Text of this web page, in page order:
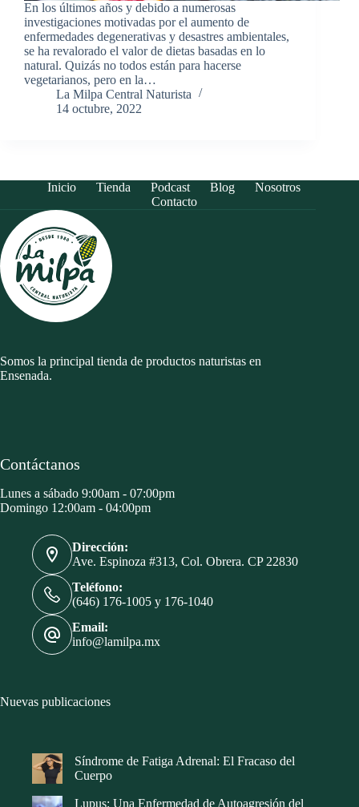
En los últimos años y debido a numerosas
investigaciones motivadas por el aumento de
enfermedades degenerativas y desastres ambientales,
se ha revalorado el valor de dietas basadas en lo
natural. Quizás no todos están para hacerse
vegetarianos, pero en la…
La Milpa Central Naturista
14 octubre, 2022
Inicio Tienda Podcast Blog
Nosotros
Contacto
Somos la principal tienda de productos naturistas en
Ensenada.
Contáctanos
Lunes a sábado 9:00am - 07:00pm
Domingo 12:00am - 04:00pm
Dirección:
Ave. Espinoza #313, Col. Obrera. CP 22830
Teléfono:
(646) 176-1005 y 176-1040
Email:
info@lamilpa.mx
Nuevas publicaciones
Síndrome de Fatiga Adrenal: El Fracaso del
Cuerpo
Lupus: Una Enfermedad de Autoagresión del